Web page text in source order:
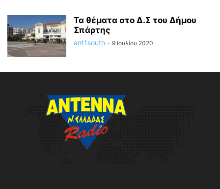
Τα θέματα στο Δ.Σ του Δήμου
Σπάρτης
ant1south - 9 Ιουλίου 2020